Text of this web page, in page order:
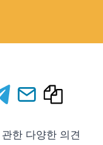
한 다양한 의견